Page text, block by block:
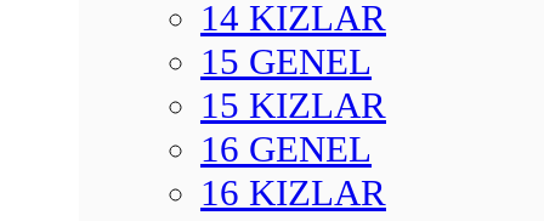
14 KIZLAR
15 GENEL
15 KIZLAR
16 GENEL
16 KIZLAR